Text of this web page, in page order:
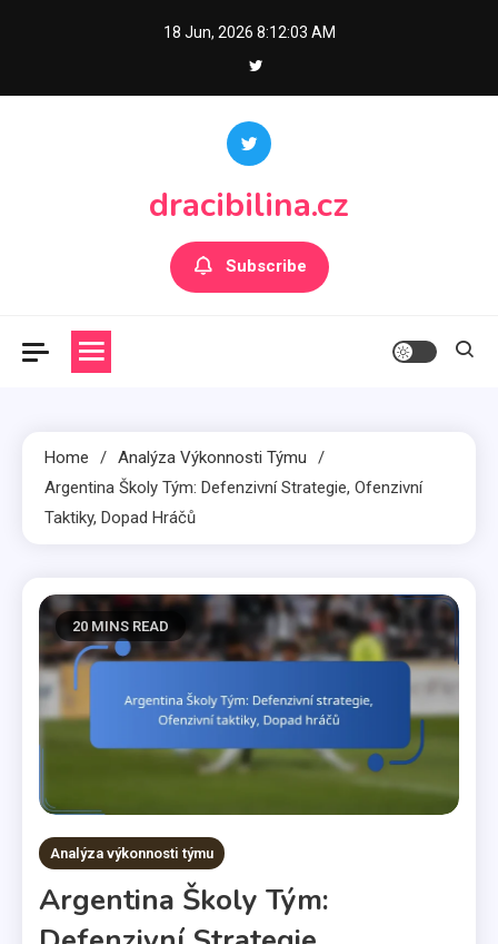
18 Jun, 2026 8:12:05 AM
dracibilina.cz
Subscribe
Home
Analýza Výkonnosti Týmu
Argentina Školy Tým: Defenzivní Strategie, Ofenzivní
Taktiky, Dopad Hráčů
20 MINS READ
Analýza výkonnosti týmu
Argentina Školy Tým: